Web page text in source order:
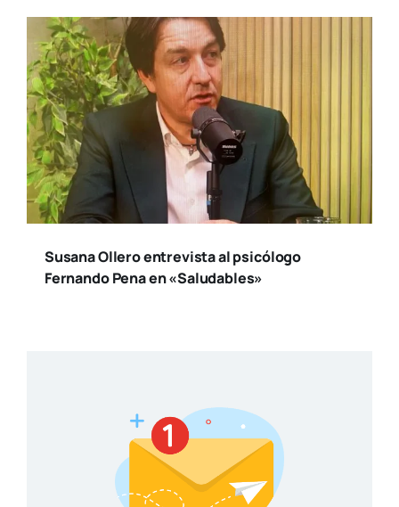
Susana Ollero entrevista al psicólogo
Fernando Pena en «Saludables»